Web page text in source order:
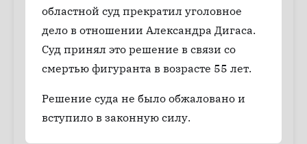
областной суд прекратил уголовное
дело в отношении Александра Дигаса.
Суд принял это решение в связи со
смертью фигуранта в возрасте 55 лет.
Решение суда не было обжаловано и
вступило в законную силу.